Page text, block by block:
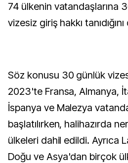
74 ülkenin vatandaşlarına
vizesiz giriş hakkı
Söz konusu 30 günlük
2023'te Fransa, Almanya,
İspanya ve Malezya
başlatılırken, halihazırda
ülkeleri dahil edildi. Ayrıca
Doğu ve Asya'dan birçok